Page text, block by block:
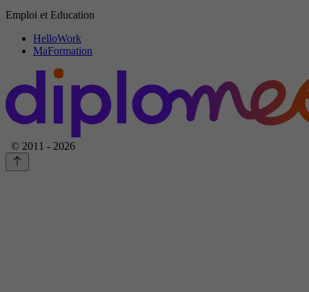
Emploi et Education
HelloWork
MaFormation
© 2011 - 2026